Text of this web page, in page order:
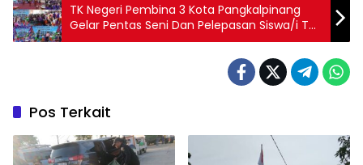
TK Negeri Pembina 3 Kota Pangkalpinang
Gelar Pentas Seni Dan Pelepasan Siswa/i TA
2024/2025
Pos Terkait